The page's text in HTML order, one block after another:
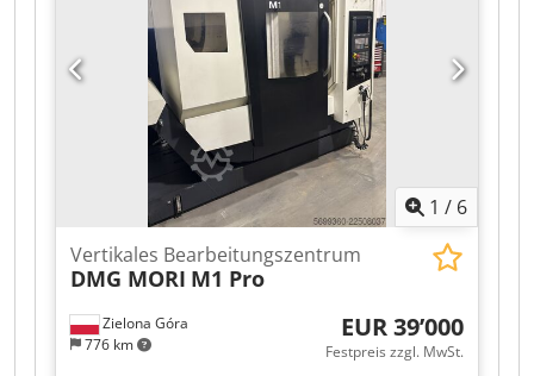
1 / 6
Zielona Góra
776 km
Vertikales Bearbeitungszentrum
DMG MORI M1 Pro
EUR 39’000
Festpreis zzgl. MwSt.